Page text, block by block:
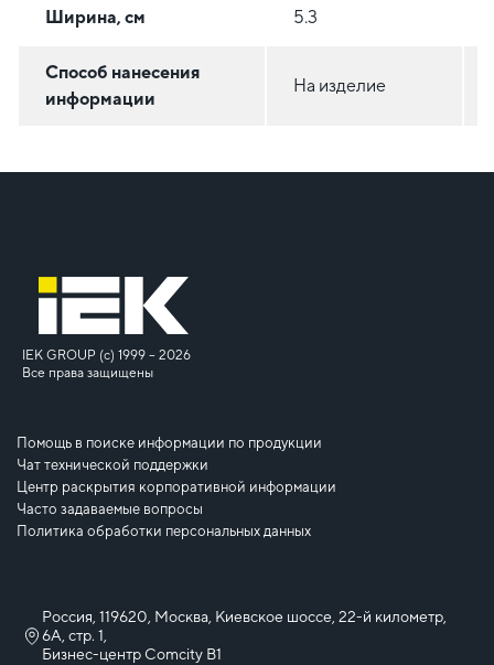
Ширина, см 5.3
Способ нанесения
информации
На изделие
IEK GROUP (c) 1999 – 2026
Все права защищены
Помощь в поиске информации по продукции
Чат технической поддержки
Центр раскрытия корпоративной информации
Часто задаваемые вопросы
Политика обработки персональных данных
Россия, 119620, Москва, Киевское шоссе, 22-й километр,
6А, стр. 1,
Бизнес-центр Comcity B1